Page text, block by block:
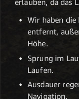
erlauben, da das
Wir haben
entfernt,
Höhe.
Sprung im
Laufen.
Ausdauer
Navigation.